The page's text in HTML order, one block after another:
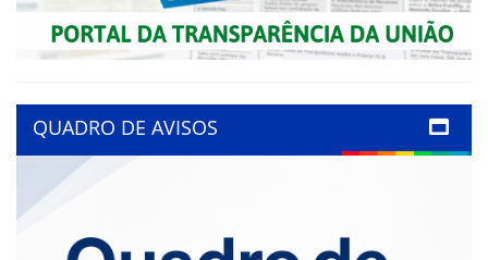
QUADRO DE AVISOS